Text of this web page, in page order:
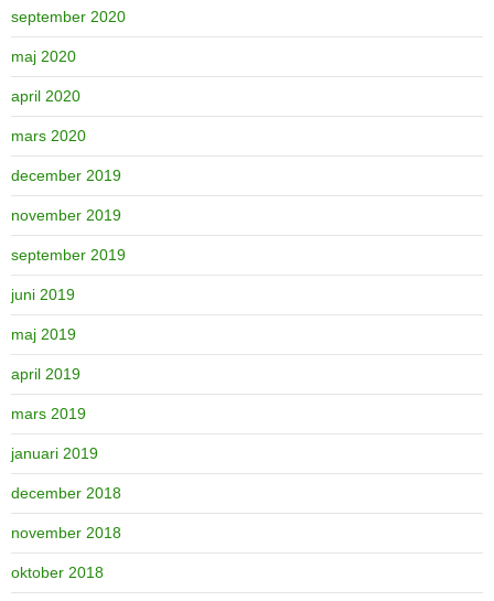
september 2020
maj 2020
april 2020
mars 2020
december 2019
november 2019
september 2019
juni 2019
maj 2019
april 2019
mars 2019
januari 2019
december 2018
november 2018
oktober 2018